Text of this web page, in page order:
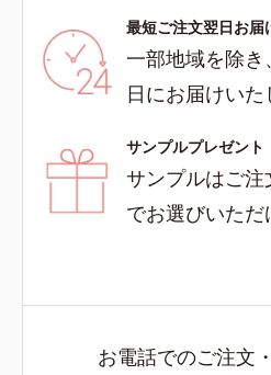
最短ご注文翌日お届
一部地域を除
日にお届けいた
サンプルプレゼント
サンプルはご注
でお選びいただ
お電話でのご注文